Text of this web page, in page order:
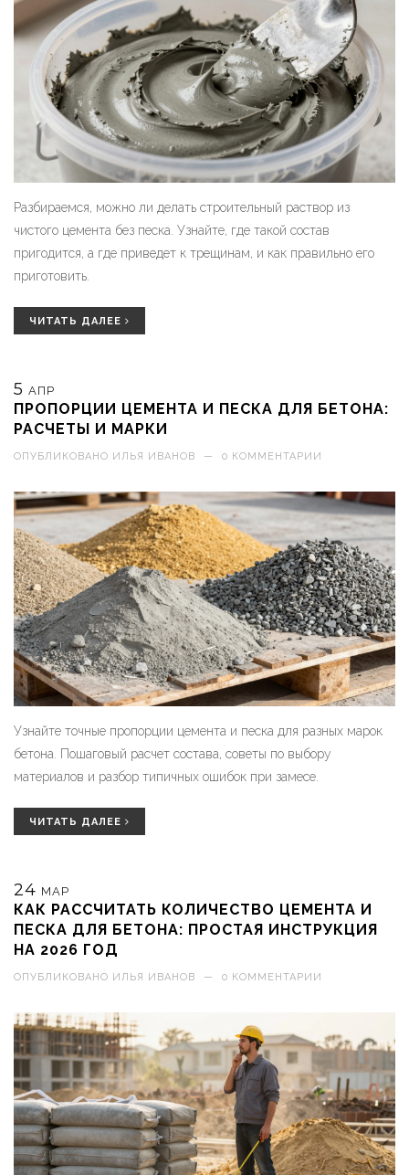
Разбираемся, можно ли делать строительный раствор из
чистого цемента без песка. Узнайте, где такой состав
пригодится, а где приведет к трещинам, и как правильно его
приготовить.
ЧИТАТЬ ДАЛЕЕ
5 АПР
ПРОПОРЦИИ ЦЕМЕНТА И ПЕСКА ДЛЯ БЕТОНА:
РАСЧЕТЫ И МАРКИ
ОПУБЛИКОВАНО ИЛЬЯ ИВАНОВ — 0 КОММЕНТАРИИ
Узнайте точные пропорции цемента и песка для разных марок
бетона. Пошаговый расчет состава, советы по выбору
материалов и разбор типичных ошибок при замесе.
ЧИТАТЬ ДАЛЕЕ
24 МАР
КАК РАССЧИТАТЬ КОЛИЧЕСТВО ЦЕМЕНТА И
ПЕСКА ДЛЯ БЕТОНА: ПРОСТАЯ ИНСТРУКЦИЯ
НА 2026 ГОД
ОПУБЛИКОВАНО ИЛЬЯ ИВАНОВ — 0 КОММЕНТАРИИ